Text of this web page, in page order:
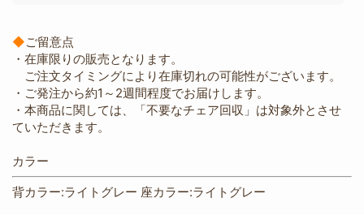
◆ご留意点
・在庫限りの販売となります。
ご注文タイミングにより在庫切れの可能性がございます。
・ご発注から約1～2週間程度でお届けします。
・本商品に関しては、「不要なチェア回収」は対象外とさせ
ていただきます。
カラー
背カラー:ライトグレー 座カラー:ライトグレー